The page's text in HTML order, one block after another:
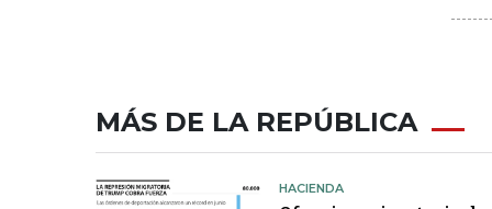
MÁS DE LA REPÚBLICA
HACIENDA